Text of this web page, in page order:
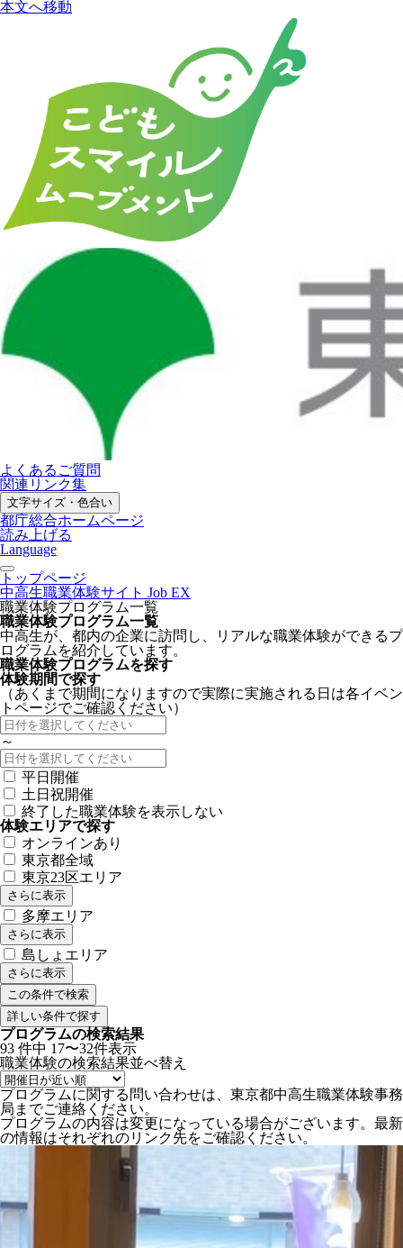
本文へ移動
よくあるご質問
関連リンク集
文字サイズ・色合い
都庁総合ホームページ
読み上げる
Language
トップページ
中高生職業体験サイト Job EX
職業体験プログラム一覧
職業体験プログラム一覧
中高生が、都内の企業に訪問し、リアルな職業体験ができるプ
ログラムを紹介しています。
職業体験プログラムを探す
体験期間で探す
（あくまで期間になりますので実際に実施される日は各イベン
トページでご確認ください）
～
平日開催
土日祝開催
終了した職業体験を表示しない
体験エリアで探す
オンラインあり
東京都全域
東京23区エリア
さらに表示
多摩エリア
さらに表示
島しょエリア
さらに表示
詳しい条件で探す
プログラムの検索結果
93 件中 17〜32件表示
職業体験の検索結果並べ替え
プログラムに関する問い合わせは、東京都中高生職業体験事務
局までご連絡ください。
プログラムの内容は変更になっている場合がございます。最新
の情報はそれぞれのリンク先をご確認ください。